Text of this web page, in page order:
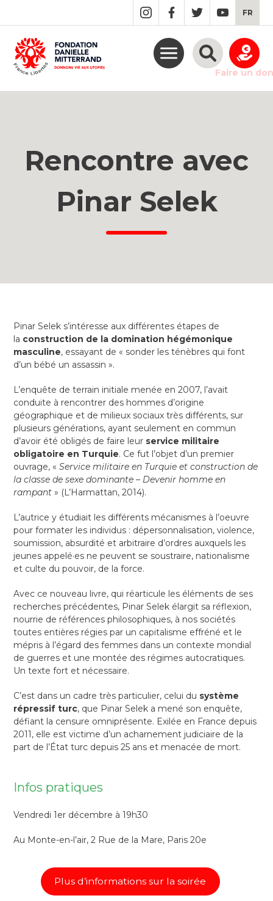
MAIN
CONTENT
FR
Faire un don
Rencontre avec
Pinar Selek
Pinar Selek s’intéresse aux différentes étapes de
la construction de la domination hégémonique
masculine, essayant de « sonder les ténèbres qui font
d’un bébé un assassin ».
L’enquête de terrain initiale menée en 2007, l’avait
conduite à rencontrer des hommes d’origine
géographique et de milieux sociaux très différents, sur
plusieurs générations, ayant seulement en commun
d’avoir été obligés de faire leur service militaire
obligatoire en Turquie. Ce fut l’objet d’un premier
ouvrage, «Service militaire en Turquie et construction de
la classe de sexe dominante – Devenir homme en
rampant » (L’Harmattan, 2014).
L’autrice y étudiait les différents mécanismes à l’oeuvre
pour formater les individus : dépersonnalisation, violence,
soumission, absurdité et arbitraire d’ordres auxquels les
jeunes appelé·es ne peuvent se soustraire, nationalisme
et culte du pouvoir, de la force.
Avec ce nouveau livre, qui réarticule les éléments de ses
recherches précédentes, Pinar Selek élargit sa réflexion,
nourrie de références philosophiques, à nos sociétés
toutes entières régies par un capitalisme effréné et le
mépris à l’égard des femmes dans un contexte mondial
de guerres et une montée des régimes autocratiques.
Un texte fort et nécessaire.
C’est dans un cadre très particulier, celui du système
répressif turc, que Pinar Selek a mené son enquête,
défiant la censure omniprésente. Exilée en France depuis
2011, elle est victime d’un acharnement judiciaire de la
part de l’État turc depuis 25 ans et menacée de mort.
Infos pratiques
Vendredi 1er décembre à 19h30
Au Monte-en-l’air, 2 Rue de la Mare, Paris 20e
Plus d’informations sur la soirée